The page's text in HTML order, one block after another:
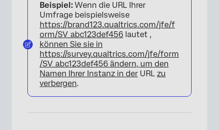
Beispiel: Wenn die URL Ihrer
Umfrage beispielsweise
https://brand123.qualtrics.com/jfe/f
orm/SV_abc123def456 lautet ,
können Sie sie in
https://survey.qualtrics.com/jfe/form
/SV_abc123def456 ändern, um den
Namen Ihrer Instanz in der URL zu
verbergen.